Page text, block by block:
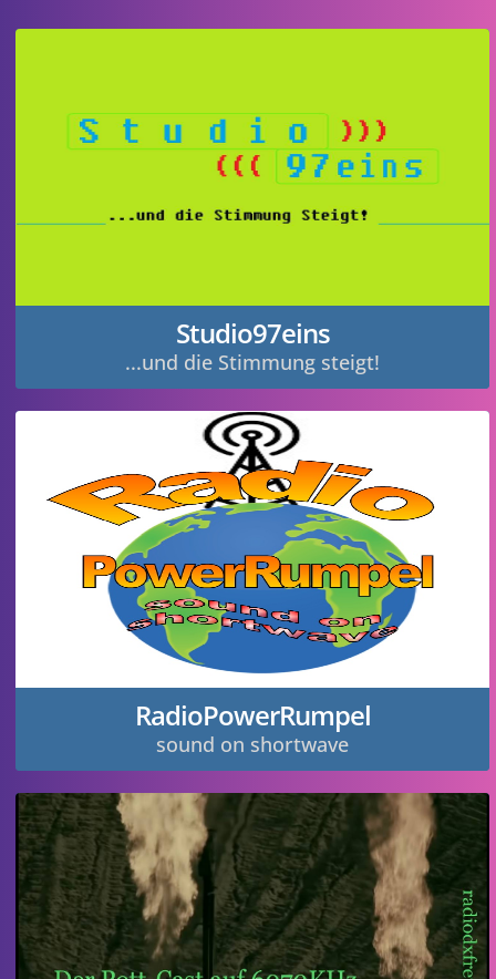
06
Abschaltung der
Mittelwellenfrequenz 1008KHz
von GrootNieuws Radio
1
Den Mittelwellenempfang ganz
einfach, mit wenig Aufwand
verbessern.
Studio97eins
...und die Stimmung steigt!
RadioPowerRumpel
sound on shortwave